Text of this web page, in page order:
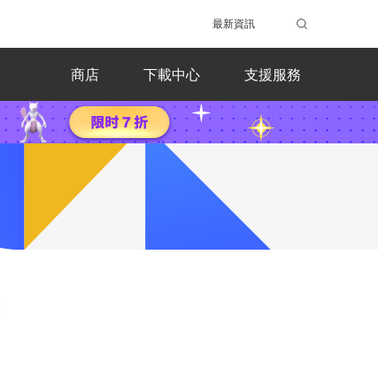
最新資訊
商店 下載中心 支援服務